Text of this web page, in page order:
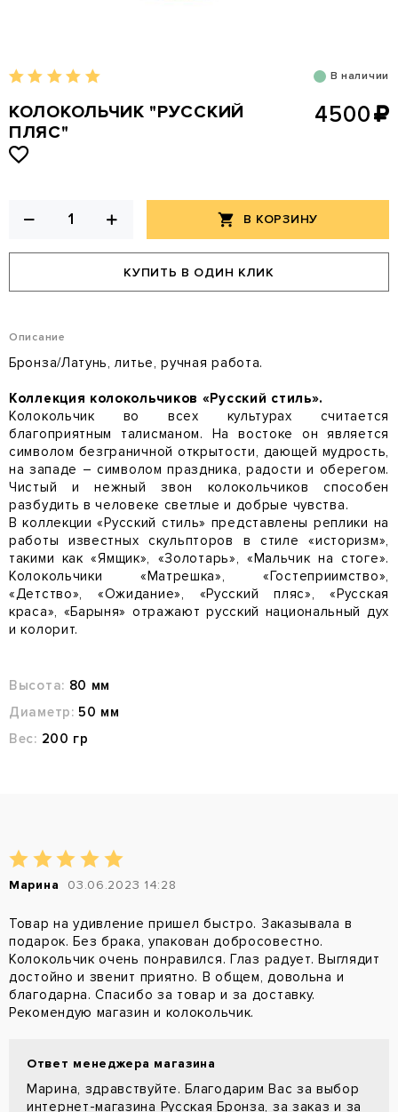
В наличии
КОЛОКОЛЬЧИК "РУССКИЙ
ПЛЯС"
4500
В КОРЗИНУ
КУПИТЬ В ОДИН КЛИК
Описание
Бронза/Латунь, литье, ручная работа.
Коллекция колокольчиков «Русский стиль».
Колокольчик во всех культурах считается
благоприятным талисманом. На востоке он является
символом безграничной открытости, дающей мудрость,
на западе – символом праздника, радости и оберегом.
Чистый и нежный звон колокольчиков способен
разбудить в человеке светлые и добрые чувства.
В коллекции «Русский стиль» представлены реплики на
работы известных скульпторов в стиле «историзм»,
такими как «Ямщик», «Золотарь», «Мальчик на стоге».
Колокольчики «Матрешка», «Гостеприимство»,
«Детство», «Ожидание», «Русский пляс», «Русская
краса», «Барыня» отражают русский национальный дух
и колорит.
Высота: 80 мм
Диаметр: 50 мм
Вес: 200 гр
Марина 03.06.2023 14:28
Товар на удивление пришел быстро. Заказывала в
подарок. Без брака, упакован добросовестно.
Колокольчик очень понравился. Глаз радует. Выглядит
достойно и звенит приятно. В общем, довольна и
благодарна. Спасибо за товар и за доставку.
Рекомендую магазин и колокольчик.
Ответ менеджера магазина
Марина, здравствуйте. Благодарим Вас за выбор
интернет-магазина Русская Бронза, за заказ и за